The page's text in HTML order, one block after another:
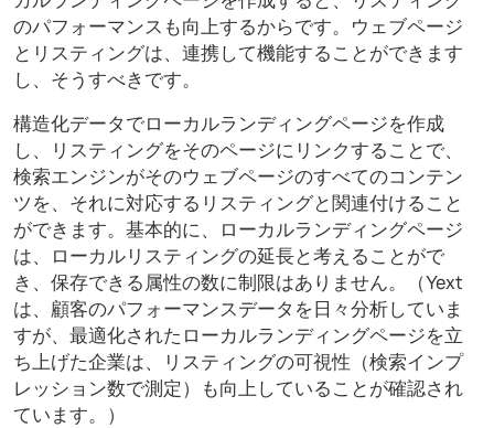
のパフォーマンスも向上するからです。ウェブページ
とリスティングは、連携して機能することができます
し、そうすべきです。
構造化データでローカルランディングページを作成
し、リスティングをそのページにリンクすることで、
検索エンジンがそのウェブページのすべてのコンテン
ツを、それに対応するリスティングと関連付けること
ができます。基本的に、ローカルランディングページ
は、ローカルリスティングの延長と考えることがで
き、保存できる属性の数に制限はありません。（Yext
は、顧客のパフォーマンスデータを日々分析していま
すが、最適化されたローカルランディングページを立
ち上げた企業は、リスティングの可視性（検索インプ
レッション数で測定）も向上していることが確認され
ています。）